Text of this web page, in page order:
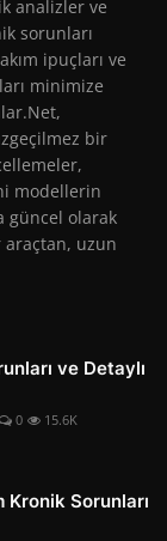
analizler ve
sorunları
ipuçları ve
minimize
bir
modellerin
güncel olarak
araçtan, uzun
ve Detaylı
0 15.6K
Kronik Sorunları